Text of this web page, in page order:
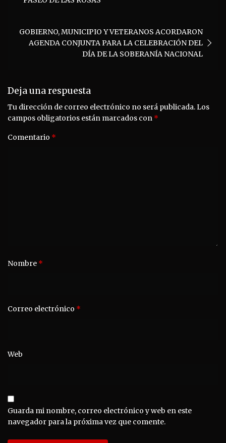
GOBIERNO, MUNICIPIO Y VETERANOS ACORDARON
AGENDA CONJUNTA PARA LA CELEBRACIÓN DEL
DÍA DE LA SOBERANÍA NACIONAL
Deja una respuesta
Tu dirección de correo electrónico no será publicada.Los
campos obligatorios están marcados con *
Comentario *
Nombre *
Correo electrónico *
Web
Guarda mi nombre, correo electrónico y web en este
navegador para la próxima vez que comente.